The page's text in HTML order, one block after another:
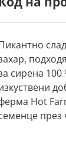
сирена 100
Hot
през